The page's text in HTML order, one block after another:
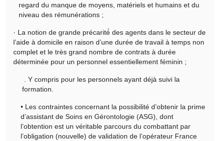
regard du manque de moyens, matériels et humains et du
niveau des rémunérations ;
· La notion de grande précarité́ des agents dans le secteur de
l’aide à domicile en raison d’une durée de travail à temps non
complet et le très grand nombre de contrats à durée
déterminée pour un personnel essentiellement féminin ;
. Y compris pour les personnels ayant déjà suivi la
formation.
• Les contraintes concernant la possibilité d’obtenir la prime
d’assistant de Soins en Gérontologie (ASG), dont
l’obtention est un véritable parcours du combattant par
l’obligation (nouvelle) de validation de l’opérateur France